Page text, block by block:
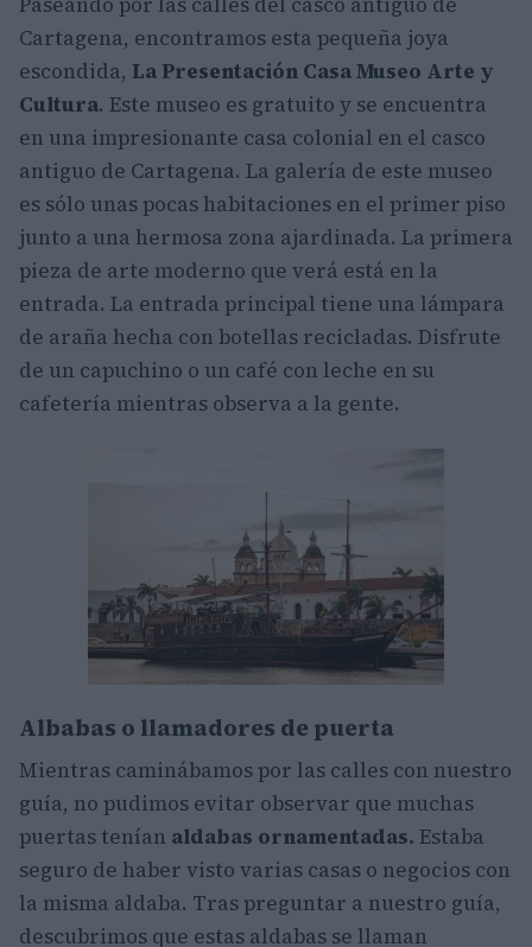
Cartagena, encontramos esta pequeña joya
escondida, La Presentación Casa Museo Arte y
Cultura. Este museo es gratuito y se encuentra
en una impresionante casa colonial en el casco
antiguo de Cartagena. La galería de este museo
es sólo unas pocas habitaciones en el primer piso
junto a una hermosa zona ajardinada. La primera
pieza de arte moderno que verá está en la
entrada. La entrada principal tiene una lámpara
de araña hecha con botellas recicladas. Disfrute
de un capuchino o un café con leche en su
cafetería mientras observa a la gente.
Albabas o llamadores de puerta
Mientras caminábamos por las calles con nuestro
guía, no pudimos evitar observar que muchas
puertas tenían aldabas ornamentadas. Estaba
seguro de haber visto varias casas o negocios con
la misma aldaba. Tras preguntar a nuestro guía,
descubrimos que estas aldabas se llaman